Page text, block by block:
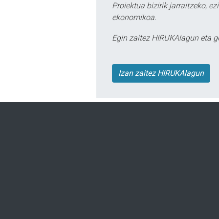
Proiektua bizirik jarraitzeko,
ekonomikoa.
Egin zaitez HIRUKAlagun eta
Izan zaitez HIRUKAlagun